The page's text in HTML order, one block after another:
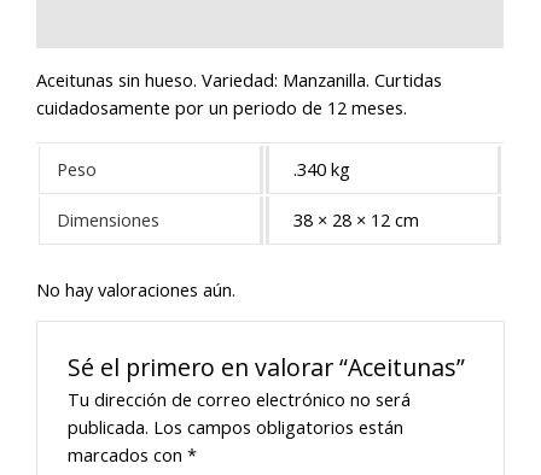
Aceitunas sin hueso. Variedad: Manzanilla. Curtidas
cuidadosamente por un periodo de 12 meses.
Peso .340 kg
Dimensiones 38 × 28 × 12 cm
No hay valoraciones aún.
Sé el primero en valorar “Aceitunas”
Tu dirección de correo electrónico no será
publicada. Los campos obligatorios están
marcados con *